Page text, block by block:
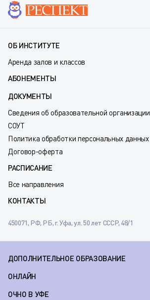
ОБ ИНСТИТУТЕ
Аренда залов и классов
АБОНЕМЕНТЫ
ДОКУМЕНТЫ
Сведения об образовательной организации
СОУТ
Политика обработки персональных данных
Договор-оферта
РАСПИСАНИЕ
Все направления
КОНТАКТЫ
450071, РФ, РБ, г. Уфа, ул. 50 лет СССР, 48/1
ДОПОЛНИТЕЛЬНОЕ ОБРАЗОВАНИЕ
ОНЛАЙН
ОЧНО В УФЕ